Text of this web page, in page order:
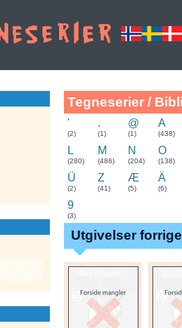
Tegneserier /
'
(2)
.
(1)
@
(1)
A
(438)
L
(280)
M
(486)
N
(204)
O
(138)
Ü
(2)
Z
(41)
Æ
(5)
Ä
(6)
9
(3)
Utgivelser